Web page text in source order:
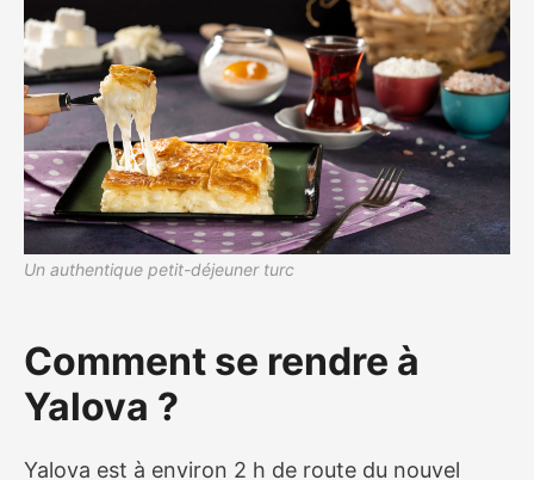
Un authentique petit-déjeuner turc
Comment se rendre à
Yalova ?
Yalova est à environ 2 h de route du nouvel